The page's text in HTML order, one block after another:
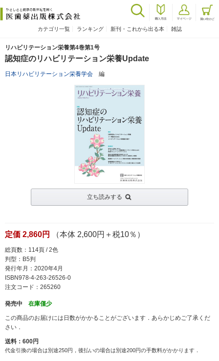
カテゴリ一覧 ランキング 新刊・これから出る本 雑誌
リハビリテーション栄養第4巻第1号
認知症のリハビリテーション栄養Update
日本リハビリテーション栄養学会 編
立ち読みする
定価 2,860円 （本体 2,600円＋税10％）
総頁数：114頁 / 2色
判型：B5判
発行年月：2020年4月
ISBN978-4-263-26526-0
注文コード：265260
発売中 在庫僅少
この商品のお届けには日数がかかることがございます．あらかじめご了承くだ
さい．
送料：600円
代金引換の場合は別途250円，後払いの場合は別途200円の手数料がかかります．